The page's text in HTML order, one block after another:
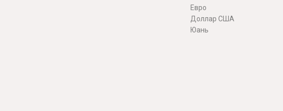
Евро
Доллар США
Юань